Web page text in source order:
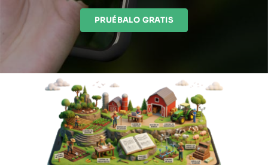
PRUÉBALO GRATIS